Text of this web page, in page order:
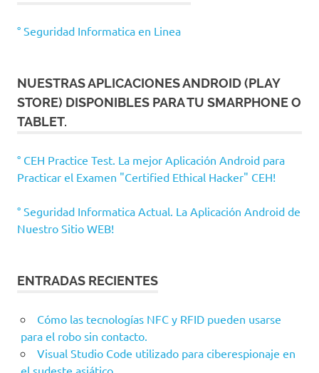
° Seguridad Informatica en Linea
NUESTRAS APLICACIONES ANDROID (PLAY
STORE) DISPONIBLES PARA TU SMARPHONE O
TABLET.
° CEH Practice Test. La mejor Aplicación Android para
Practicar el Examen "Certified Ethical Hacker" CEH!
° Seguridad Informatica Actual. La Aplicación Android de
Nuestro Sitio WEB!
ENTRADAS RECIENTES
Cómo las tecnologías NFC y RFID pueden usarse
para el robo sin contacto.
Visual Studio Code utilizado para ciberespionaje en